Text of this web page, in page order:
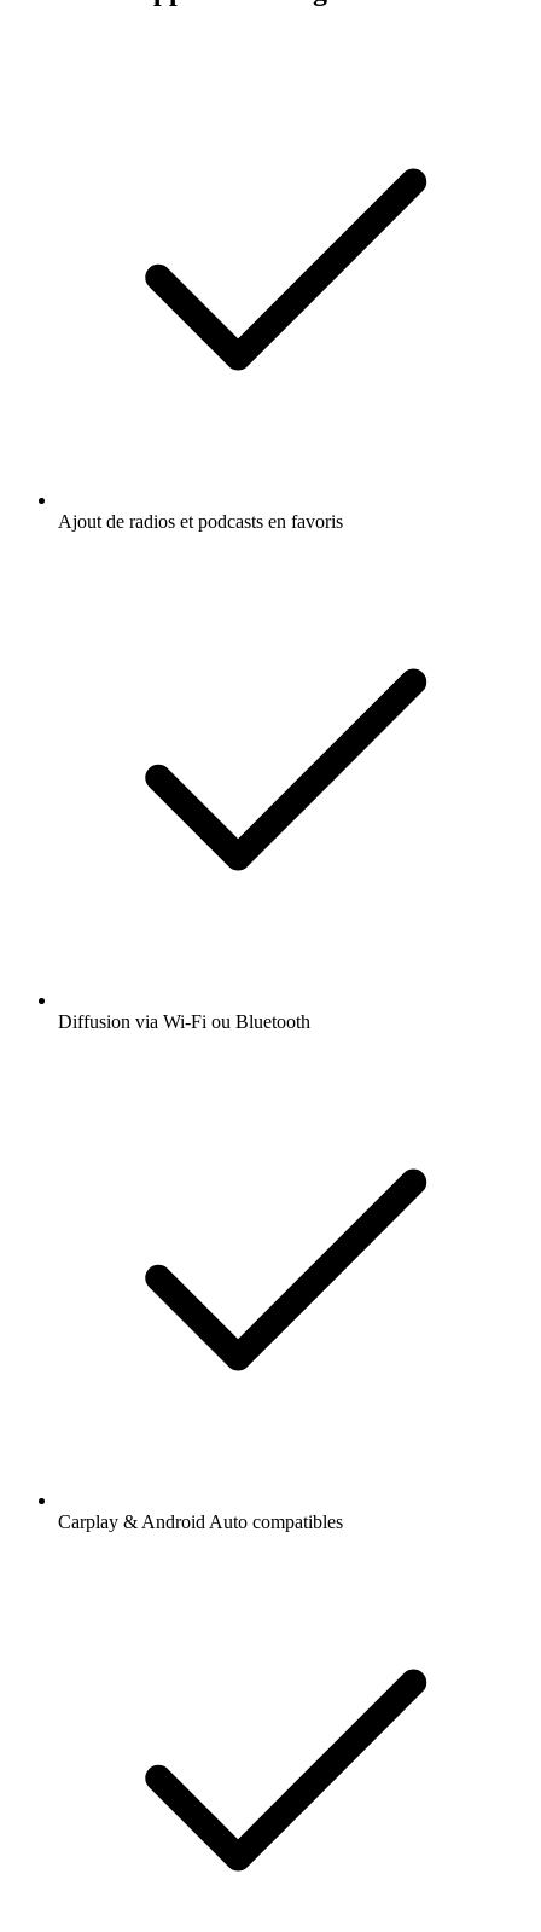
Ajout de radios et podcasts en favoris
Diffusion via Wi-Fi ou Bluetooth
Carplay & Android Auto compatibles